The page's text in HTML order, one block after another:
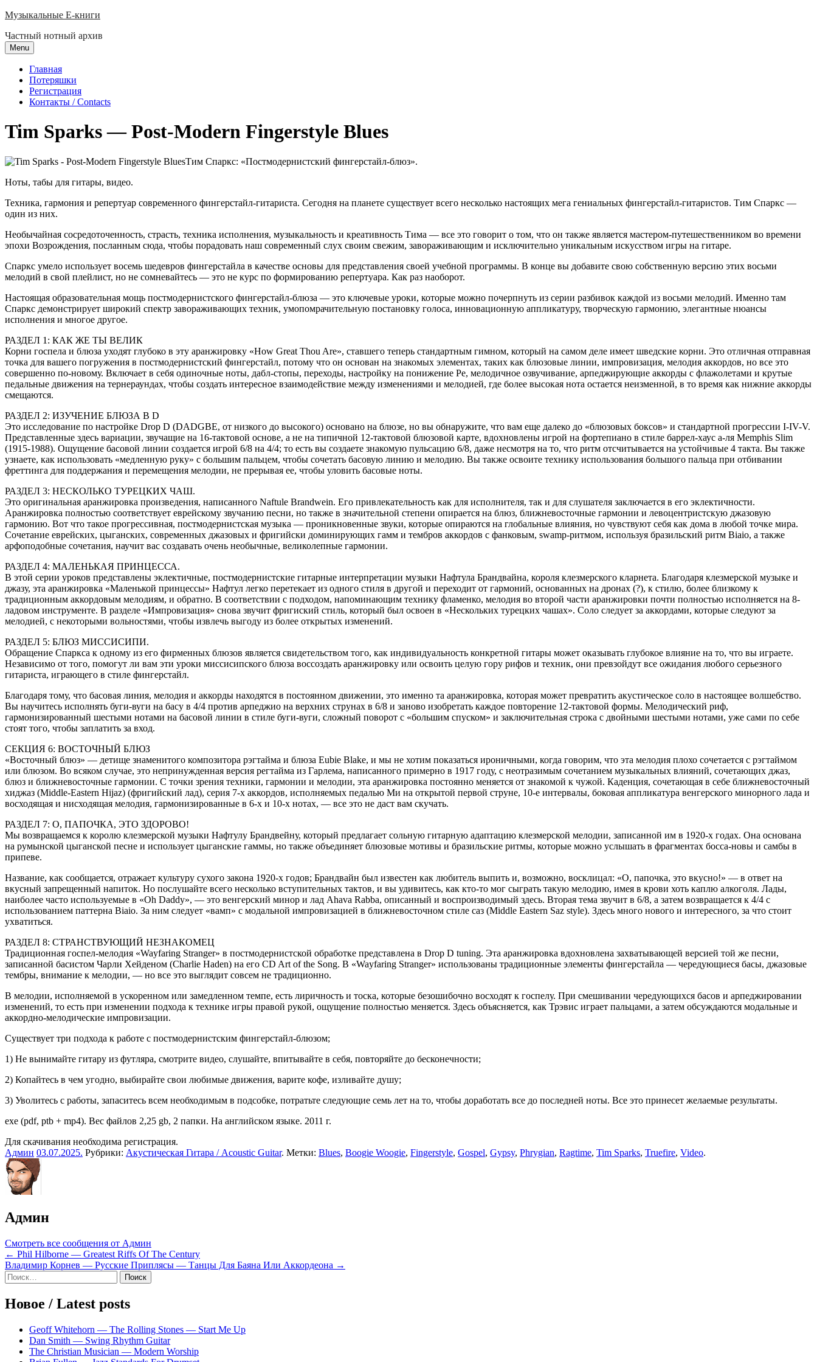
Skip
content
Музыкальные E-книги
Частный нотный архив
Menu
Главная
Потеряшки
Регистрация
Контакты / Contacts
Tim Sparks — Post-Modern Fingerstyle Blues
Тим Спаркс: «Постмодернистский фингерстайл-блюз».
Ноты, табы для гитары, видео.
Техника, гармония и репертуар современного фингерстайл-гитариста. Сегодня на планете существует всего несколько настоящих мега гениальных фингерстайл-гитаристов. Тим Спаркс —
один из них.
Необычайная сосредоточенность, страсть, техника исполнения, музыкальность и креативность Тима — все это говорит о том, что он также является мастером-путешественником во времени
эпохи Возрождения, посланным сюда, чтобы порадовать наш современный слух своим свежим, завораживающим и исключительно уникальным искусством игры на гитаре.
Спаркс умело использует восемь шедевров фингерстайла в качестве основы для представления своей учебной программы. В конце вы добавите свою собственную версию этих восьми
мелодий в свой плейлист, но не сомневайтесь — это не курс по формированию репертуара. Как раз наоборот.
Настоящая образовательная мощь постмодернистского фингерстайл-блюза — это ключевые уроки, которые можно почерпнуть из серии разбивок каждой из восьми мелодий. Именно там
Спаркс демонстрирует широкий спектр завораживающих техник, умопомрачительную постановку голоса, инновационную аппликатуру, творческую гармонию, элегантные нюансы
исполнения и многое другое.
РАЗДЕЛ 1: КАК ЖЕ ТЫ ВЕЛИК
Корни госпела и блюза уходят глубоко в эту аранжировку «How Great Thou Are», ставшего теперь стандартным гимном, который на самом деле имеет шведские корни. Это отличная отправная
точка для вашего погружения в постмодернистский фингерстайл, потому что он основан на знакомых элементах, таких как блюзовые линии, импровизация, мелодия аккордов, но все это
совершенно по-новому. Включает в себя одиночные ноты, дабл-стопы, переходы, настройку на понижение Ре, мелодичное озвучивание, арпеджирующие аккорды с флажолетами и крутые
педальные движения на тернераундах, чтобы создать интересное взаимодействие между изменениями и мелодией, где более высокая нота остается неизменной, в то время как нижние аккорды
смещаются.
РАЗДЕЛ 2: ИЗУЧЕНИЕ БЛЮЗА В D
Это исследование по настройке Drop D (DADGBE, от низкого до высокого) основано на блюзе, но вы обнаружите, что вам еще далеко до «блюзовых боксов» и стандартной прогрессии I-IV-V.
Представленные здесь вариации, звучащие на 16-тактовой основе, а не на типичной 12-тактовой блюзовой карте, вдохновлены игрой на фортепиано в стиле баррел-хаус а-ля Memphis Slim
(1915-1988). Ощущение басовой линии создается игрой 6/8 на 4/4; то есть вы создаете знакомую пульсацию 6/8, даже несмотря на то, что ритм отсчитывается на устойчивые 4 такта. Вы также
узнаете, как использовать «медленную руку» с большим пальцем, чтобы сочетать басовую линию и мелодию. Вы также освоите технику использования большого пальца при отбивании
фреттинга для поддержания и перемещения мелодии, не прерывая ее, чтобы уловить басовые ноты.
РАЗДЕЛ 3: НЕСКОЛЬКО ТУРЕЦКИХ ЧАШ.
Это оригинальная аранжировка произведения, написанного Naftule Brandwein. Его привлекательность как для исполнителя, так и для слушателя заключается в его эклектичности.
Аранжировка полностью соответствует еврейскому звучанию песни, но также в значительной степени опирается на блюз, ближневосточные гармонии и левоцентристскую джазовую
гармонию. Вот что такое прогрессивная, постмодернистская музыка — проникновенные звуки, которые опираются на глобальные влияния, но чувствуют себя как дома в любой точке мира.
Сочетание еврейских, цыганских, современных джазовых и фригийски доминирующих гамм и тембров аккордов с фанковым, swamp-ритмом, используя бразильский ритм Biaio, а также
арфоподобные сочетания, научит вас создавать очень необычные, великолепные гармонии.
РАЗДЕЛ 4: МАЛЕНЬКАЯ ПРИНЦЕССА.
В этой серии уроков представлены эклектичные, постмодернистские гитарные интерпретации музыки Нафтула Брандвайна, короля клезмерского кларнета. Благодаря клезмерской музыке и
джазу, эта аранжировка «Маленькой принцессы» Нафтул легко перетекает из одного стиля в другой и переходит от гармоний, основанных на дронах (?), к стилю, более близкому к
традиционным аккордовым мелодиям, и обратно. В соответствии с подходом, напоминающим технику фламенко, мелодия во второй части аранжировки почти полностью исполняется на 8-
ладовом инструменте. В разделе «Импровизация» снова звучит фригиский стиль, который был освоен в «Нескольких турецких чашах». Соло следует за аккордами, которые следуют за
мелодией, с некоторыми вольностями, чтобы извлечь выгоду из более открытых изменений.
РАЗДЕЛ 5: БЛЮЗ МИССИСИПИ.
Обращение Спаркса к одному из его фирменных блюзов является свидетельством того, как индивидуальность конкретной гитары может оказывать глубокое влияние на то, что вы играете.
Независимо от того, помогут ли вам эти уроки миссисипского блюза воссоздать аранжировку или освоить целую гору рифов и техник, они превзойдут все ожидания любого серьезного
гитариста, играющего в стиле фингерстайл.
Благодаря тому, что басовая линия, мелодия и аккорды находятся в постоянном движении, это именно та аранжировка, которая может превратить акустическое соло в настоящее волшебство.
Вы научитесь исполнять буги-вуги на басу в 4/4 против арпеджио на верхних струнах в 6/8 и заново изобретать каждое повторение 12-тактовой формы. Мелодический риф,
гармонизированный шестыми нотами на басовой линии в стиле буги-вуги, сложный поворот с «большим спуском» и заключительная строка с двойными шестыми нотами, уже сами по себе
стоят того, чтобы заплатить за вход.
СЕКЦИЯ 6: ВОСТОЧНЫЙ БЛЮЗ
«Восточный блюз» — детище знаменитого композитора рэгтайма и блюза Eubie Blake, и мы не хотим показаться ироничными, когда говорим, что эта мелодия плохо сочетается с рэгтаймом
или блюзом. Во всяком случае, это непринужденная версия регтайма из Гарлема, написанного примерно в 1917 году, с неотразимым сочетанием музыкальных влияний, сочетающих джаз,
блюз и ближневосточные гармонии. С точки зрения техники, гармонии и мелодии, эта аранжировка постоянно меняется от знакомой к чужой. Каденция, сочетающая в себе ближневосточный
хиджаз (Middle-Eastern Hijaz) (фригийский лад), серия 7-х аккордов, исполняемых педалью Ми на открытой первой струне, 10-е интервалы, боковая аппликатура венгерского минорного лада и
восходящая и нисходящая мелодия, гармонизированные в 6-х и 10-х нотах, — все это не даст вам скучать.
РАЗДЕЛ 7: О, ПАПОЧКА, ЭТО ЗДОРОВО!
Мы возвращаемся к королю клезмерской музыки Нафтулу Брандвейну, который предлагает сольную гитарную адаптацию клезмерской мелодии, записанной им в 1920-х годах. Она основана
на румынской цыганской песне и использует цыганские гаммы, но также объединяет блюзовые мотивы и бразильские ритмы, которые можно услышать в фрагментах босса-новы и самбы в
припеве.
Название, как сообщается, отражает культуру сухого закона 1920-х годов; Брандвайн был известен как любитель выпить и, возможно, восклицал: «О, папочка, это вкусно!» — в ответ на
вкусный запрещенный напиток. Но послушайте всего несколько вступительных тактов, и вы удивитесь, как кто-то мог сыграть такую мелодию, имея в крови хоть каплю алкоголя. Лады,
наиболее часто используемые в «Oh Daddy», — это венгерский минор и лад Ahava Rabba, описанный и воспроизводимый здесь. Вторая тема звучит в 6/8, а затем возвращается к 4/4 с
использованием паттерна Biaio. За ним следует «вамп» с модальной импровизацией в ближневосточном стиле саз (Middle Eastern Saz style). Здесь много нового и интересного, за что стоит
ухватиться.
РАЗДЕЛ 8: СТРАНСТВУЮЩИЙ НЕЗНАКОМЕЦ
Традиционная госпел-мелодия «Wayfaring Stranger» в постмодернистской обработке представлена в Drop D tuning. Эта аранжировка вдохновлена захватывающей версией той же песни,
записанной басистом Чарли Хейденом (Charlie Haden) на его CD Art of the Song. В «Wayfaring Stranger» использованы традиционные элементы фингерстайла — чередующиеся басы, джазовые
тембры, внимание к мелодии, — но все это выглядит совсем не традиционно.
В мелодии, исполняемой в ускоренном или замедленном темпе, есть лиричность и тоска, которые безошибочно восходят к госпелу. При смешивании чередующихся басов и арпеджировании
изменений, то есть при изменении подхода к технике игры правой рукой, ощущение полностью меняется. Здесь объясняется, как Трэвис играет пальцами, а затем обсуждаются модальные и
аккордно-мелодические импровизации.
Существует три подхода к работе с постмодернистским фингерстайл-блюзом;
1) Не вынимайте гитару из футляра, смотрите видео, слушайте, впитывайте в себя, повторяйте до бесконечности;
2) Копайтесь в чем угодно, выбирайте свои любимые движения, варите кофе, изливайте душу;
3) Уволитесь с работы, запаситесь всем необходимым в подсобке, потратьте следующие семь лет на то, чтобы доработать все до последней ноты. Все это принесет желаемые результаты.
exe (pdf, ptb + mp4). Вес файлов 2,25 gb, 2 папки. На английском языке. 2011 г.
Для скачивания необходима регистрация.
Админ 03.07.2025. Рубрики: Акустическая Гитара / Acoustic Guitar. Метки: Blues, Boogie Woogie, Fingerstyle, Gospel, Gypsy, Phrygian, Ragtime, Tim Sparks, Truefire, Video.
Админ
Смотреть все сообщения от Админ
Навигация
по
записям
← Phil Hilborne — Greatest Riffs Of The Century
Владимир Корнев — Русские Приплясы — Танцы Для Баяна Или Аккордеона →
Sidebar
Найти:
Новое / Latest posts
Geoff Whitehorn — The Rolling Stones — Start Me Up
Dan Smith — Swing Rhythm Guitar
The Christian Musician — Modern Worship